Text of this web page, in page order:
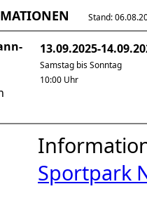
Stand:
13.09.2025-
Samstag bis Sonntag
10:00 Uhr
Sportpark